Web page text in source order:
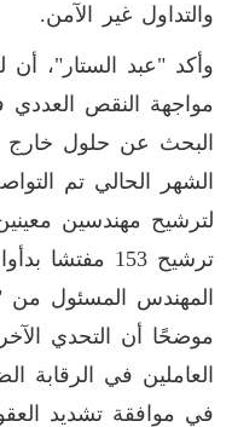
والتداول غير الآمن.
وأكد "عبد الستار"،
مواجهة النقص العددي
البحث عن حلول خارج
الشهر الحالي تم
لترشيح مهندسين
ترشيح 153
المهندس المسئول من
موضحًا أن التحدي
العاملين في الرقابة
في موافقة تشديد